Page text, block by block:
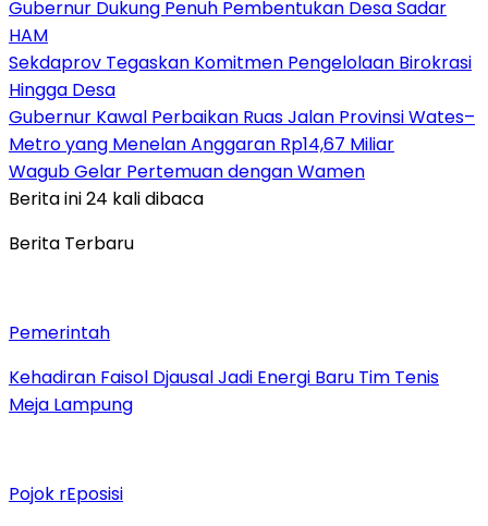
Gubernur Dukung Penuh Pembentukan Desa Sadar
HAM
Sekdaprov Tegaskan Komitmen Pengelolaan Birokrasi
Hingga Desa
Gubernur Kawal Perbaikan Ruas Jalan Provinsi Wates–
Metro yang Menelan Anggaran Rp14,67 Miliar
Wagub Gelar Pertemuan dengan Wamen
Berita ini 24 kali dibaca
Berita Terbaru
Pemerintah
Kehadiran Faisol Djausal Jadi Energi Baru Tim Tenis
Meja Lampung
Pojok rEposisi